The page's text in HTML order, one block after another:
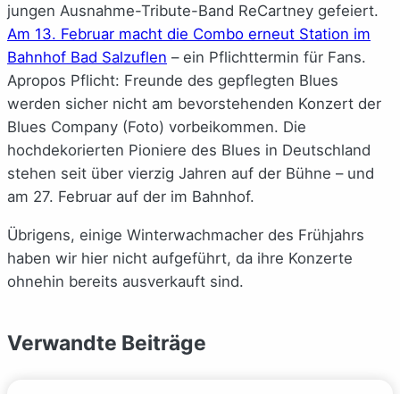
jungen Ausnahme-Tribute-Band ReCartney gefeiert.
Am 13. Februar macht die Combo erneut Station im
Bahnhof Bad Salzuflen – ein Pflichttermin für Fans.
Apropos Pflicht: Freunde des gepflegten Blues
werden sicher nicht am bevorstehenden Konzert der
Blues Company (Foto) vorbeikommen. Die
hochdekorierten Pioniere des Blues in Deutschland
stehen seit über vierzig Jahren auf der Bühne – und
am 27. Februar auf der im Bahnhof.
Übrigens, einige Winterwachmacher des Frühjahrs
haben wir hier nicht aufgeführt, da ihre Konzerte
ohnehin bereits ausverkauft sind.
Verwandte Beiträge